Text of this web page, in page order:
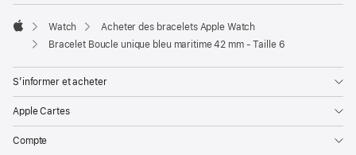
Apple
Watch
Acheter des bracelets Apple Watch
Bracelet Boucle unique bleu maritime 42 mm - Taille 6
S’informer et acheter
Apple Cartes
Compte